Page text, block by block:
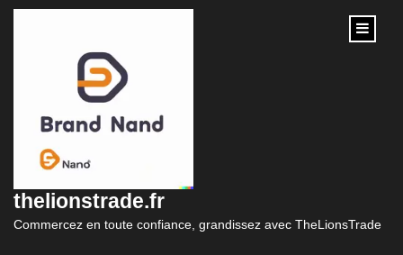
content
thelionstrade.fr
Commercez en toute confiance, grandissez avec TheLionsTrade
Drupal 8 Commerce :
La solution
incontournable pour